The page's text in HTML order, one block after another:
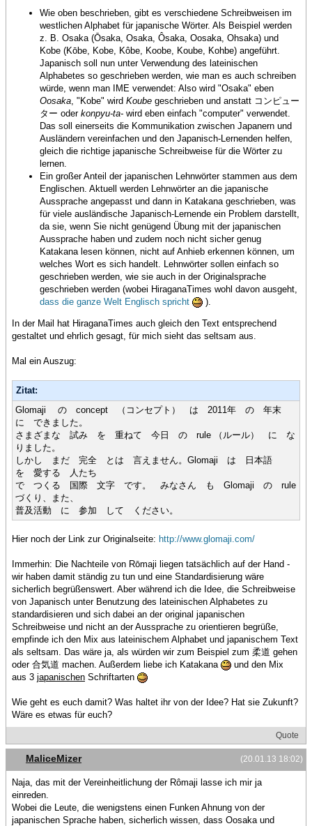
Wie oben beschrieben, gibt es verschiedene Schreibweisen im
westlichen Alphabet für japanische Wörter. Als Beispiel werden
z. B. Osaka (Ōsaka, Osaka, Ôsaka, Oosaka, Ohsaka) und
Kobe (Kōbe, Kobe, Kôbe, Koobe, Koube, Kohbe) angeführt.
Japanisch soll nun unter Verwendung des lateinischen
Alphabetes so geschrieben werden, wie man es auch schreiben
würde, wenn man IME verwendet: Also wird "Osaka" eben
Oosaka, "Kobe" wird Koube geschrieben und anstatt コンピュー
ター oder konpyu-ta- wird eben einfach "computer" verwendet.
Das soll einerseits die Kommunikation zwischen Japanern und
Ausländern vereinfachen und den Japanisch-Lernenden helfen,
gleich die richtige japanische Schreibweise für die Wörter zu
lernen.
Ein großer Anteil der japanischen Lehnwörter stammen aus dem
Englischen. Aktuell werden Lehnwörter an die japanische
Aussprache angepasst und dann in Katakana geschrieben, was
für viele ausländische Japanisch-Lernende ein Problem darstellt,
da sie, wenn Sie nicht genügend Übung mit der japanischen
Aussprache haben und zudem noch nicht sicher genug
Katakana lesen können, nicht auf Anhieb erkennen können, um
welches Wort es sich handelt. Lehnwörter sollen einfach so
geschrieben werden, wie sie auch in der Originalsprache
geschrieben werden (wobei HiraganaTimes wohl davon ausgeht,
dass die ganze Welt Englisch spricht
).
In der Mail hat HiraganaTimes auch gleich den Text entsprechend
gestaltet und ehrlich gesagt, für mich sieht das seltsam aus.
Mal ein Auszug:
Zitat:
Glomaji の concept （コンセプト） は 2011年 の 年末
に できました。
さまざまな 試み を 重ねて 今日 の rule （ルール） に な
りました。
しかし まだ 完全 とは 言えません。Glomaji は 日本語
を 愛する 人たち
で つくる 国際 文字 です。 みなさん も Glomaji の rule
づくり、また、
普及活動 に 参加 して ください。
Hier noch der Link zur Originalseite: http://www.glomaji.com/
Immerhin: Die Nachteile von Rōmaji liegen tatsächlich auf der Hand -
wir haben damit ständig zu tun und eine Standardisierung wäre
sicherlich begrüßenswert. Aber während ich die Idee, die Schreibweise
von Japanisch unter Benutzung des lateinischen Alphabetes zu
standardisieren und sich dabei an der original japanischen
Schreibweise und nicht an der Aussprache zu orientieren begrüße,
empfinde ich den Mix aus lateinischem Alphabet und japanischem Text
als seltsam. Das wäre ja, als würden wir zum Beispiel zum 柔道 gehen
oder 合気道 machen. Außerdem liebe ich Katakana
und den Mix
aus 3 japanischen Schriftarten
Wie geht es euch damit? Was haltet ihr von der Idee? Hat sie Zukunft?
Wäre es etwas für euch?
Quote
(20.01.13 18:02)
MaliceMizer
Naja, das mit der Vereinheitlichung der Rômaji lasse ich mir ja
einreden.
Wobei die Leute, die wenigstens einen Funken Ahnung von der
japanischen Sprache haben, sicherlich wissen, dass Oosaka und